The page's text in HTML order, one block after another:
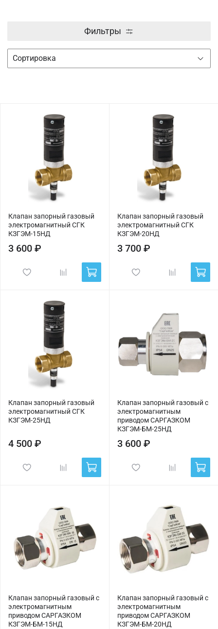
Фильтры
Клапан запорный газовый
электромагнитный СГК
КЗГЭМ-15НД
3 600 ₽
Клапан запорный газовый
электромагнитный СГК
КЗГЭМ-20НД
3 700 ₽
Клапан запорный газовый
электромагнитный СГК
КЗГЭМ-25НД
4 500 ₽
Клапан запорный газовый с
электромагнитным
приводом САРГАЗКОМ
КЗГЭМ-БМ-25НД
3 600 ₽
Клапан запорный газовый с
электромагнитным
приводом САРГАЗКОМ
КЗГЭМ-БМ-15НД
Клапан запорный газовый с
электромагнитным
приводом САРГАЗКОМ
КЗГЭМ-БМ-20НД